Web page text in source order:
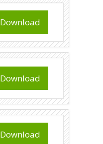
Download
Download
Download